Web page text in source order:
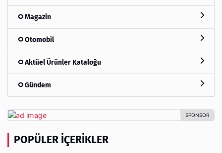
Magazin
Otomobil
Aktüel Ürünler Kataloğu
Gündem
POPÜLER İÇERIKLER